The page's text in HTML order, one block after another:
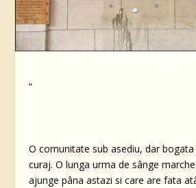
“
O comunitate sub asediu, dar
curaj. O lunga urma de sânge
ajunge pâna astazi si care are fata